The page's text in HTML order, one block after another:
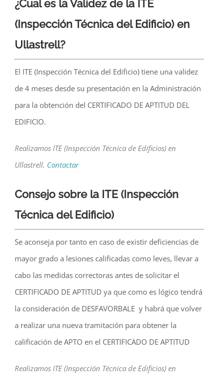
¿Cual es la Validez de la ITE
(Inspección Técnica del Edificio) en
Ullastrell?
El ITE (Inspección Técnica del Edificio) tiene una validez
de 4 meses desde su presentación en la Administración
para la obtención del CERTIFICADO DE APTITUD DEL
EDIFICIO.
Realizamos ITE (Inspección Técnica de Edificios) en
Ullastrell. Contactar
Consejo sobre la ITE (Inspección
Técnica del Edificio)
Se aconseja por tanto en caso de existir deficiencias de
mayor grado a lesiones calificadas como leves, llevar a
cabo las medidas correctoras antes de solicitar el
CERTIFICADO DE APTITUD ya que como es lógico tendrá
la consideración de DESFAVORBALE y habrá que volver
a realizar una nueva tramitación para obtener la
calificación de APTO en el CERTIFICADO DE APTITUD
Realizamos ITE (Inspección Técnica de Edificios) en